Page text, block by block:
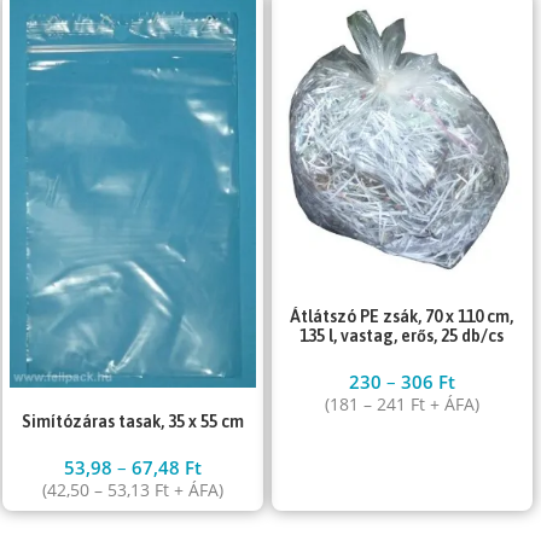
Simítózáras tasak, 35 x 55 cm
53,98–67,48 Ft
(42,50– 53,13 Ft + ÁFA)
Átlátszó PE zsák, 70 x 110 cm,
135 l, vastag, erős, 25 db/cs
230 – 306 Ft
(181 – 241 Ft+ ÁFA)